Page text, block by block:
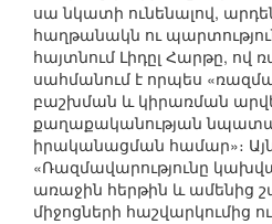
սա նկատի ունենալով,
հաղթանակն ու
հայտնում Լիդըլ Հարթը, ով
սահմանում է որպես
բաշխման և կիրառման
քաղաքականության
իրականացման համար»։
«Ռազմավարությունը
առաջին հերթին և ամենից
միջոցների հաշվարկումից